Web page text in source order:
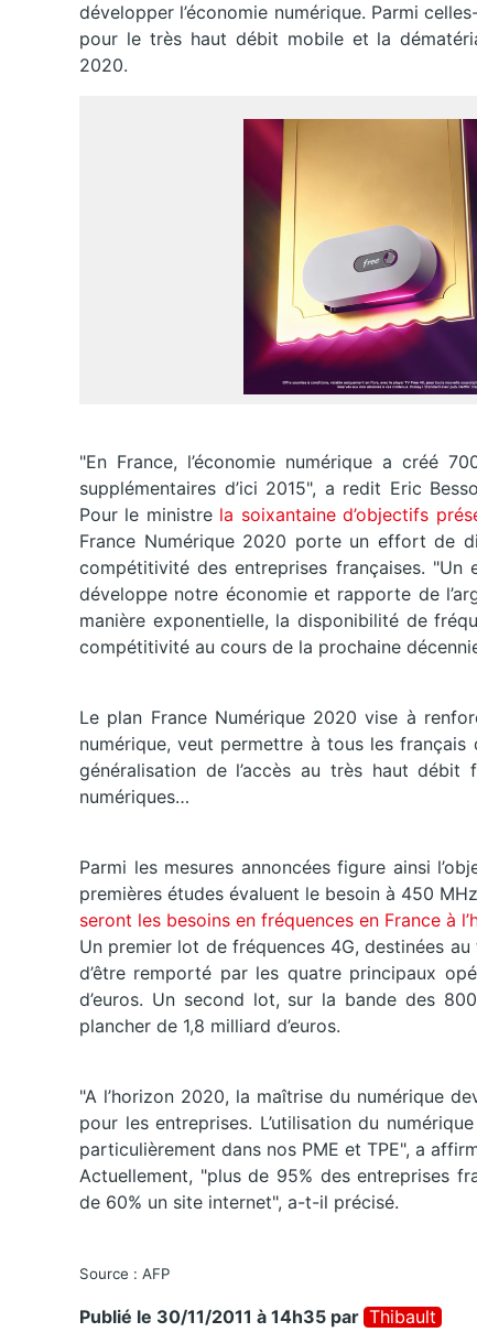
développer l’économie numérique. Parmi
pour le très haut débit mobile et la
2020.
"En France, l’économie numérique a créé
supplémentaires d’ici 2015", a redit Eric
Pour le ministre la soixantaine d’objectifs
France Numérique 2020 porte un effort de
compétitivité des entreprises françaises.
développe notre économie et rapporte de
manière exponentielle, la disponibilité de
compétitivité au cours de la prochaine
Le plan France Numérique 2020 vise à
numérique, veut permettre à tous les français
généralisation de l’accès au très haut
numériques…
Parmi les mesures annoncées figure ainsi
premières études évaluent le besoin à 450
seront les besoins en fréquences en France à
Un premier lot de fréquences 4G, destinées
d’être remporté par les quatre principaux
d’euros. Un second lot, sur la bande des
plancher de 1,8 milliard d’euros.
"A l’horizon 2020, la maîtrise du numérique
pour les entreprises. L’utilisation du
particulièrement dans nos PME et TPE", a
Actuellement, "plus de 95% des entreprises
de 60% un site internet", a-t-il précisé.
Source : AFP
Publié le 30/11/2011 à 14h35 par Thibault